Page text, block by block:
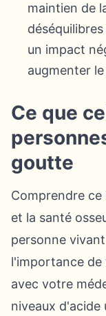
maintien de
un impact
augmenter
Ce que
goutte
Comprendre
et la santé
personne
l'importance
avec votre
niveaux d'acide